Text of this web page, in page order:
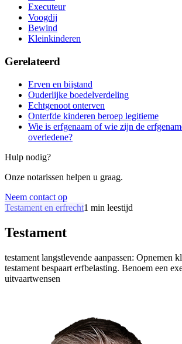
Executeur
Voogdij
Bewind
Kleinkinderen
Gerelateerd
Erven en bijstand
Ouderlijke boedelverdeling
Echtgenoot onterven
Onterfde kinderen beroep legitieme
Wie is erfgenaam of wie zijn de
overledene?
Hulp nodig?
Onze notarissen helpen u graag.
Neem contact op
Testament en erfrecht1 min leestijd
Testament
testament langstlevende aanpassen: Opnemen
testament bespaart erfbelasting. Benoem een
uitvaartwensen